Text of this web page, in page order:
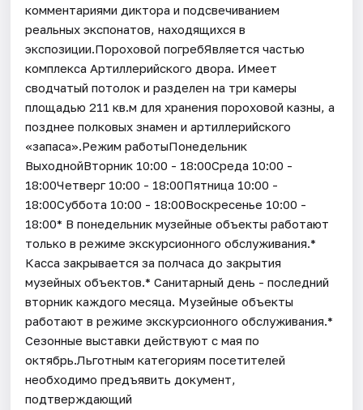
комментариями диктора и подсвечиванием
реальных экспонатов, находящихся в
экспозиции.Пороховой погребЯвляется частью
комплекса Артиллерийского двора. Имеет
сводчатый потолок и разделен на три камеры
площадью 211 кв.м для хранения пороховой казны, а
позднее полковых знамен и артиллерийского
«запаса».Режим работыПонедельник
ВыходнойВторник 10:00 - 18:00Среда 10:00 -
18:00Четверг 10:00 - 18:00Пятница 10:00 -
18:00Суббота 10:00 - 18:00Воскресенье 10:00 -
18:00* В понедельник музейные объекты работают
только в режиме экскурсионного обслуживания.*
Касса закрывается за полчаса до закрытия
музейных объектов.* Санитарный день - последний
вторник каждого месяца. Музейные объекты
работают в режиме экскурсионного обслуживания.*
Cезонные выставки действуют с мая по
октябрь.Льготным категориям посетителей
необходимо предъявить документ,
подтверждающий